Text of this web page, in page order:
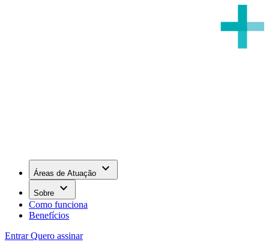
Áreas de Atuação keyboard_arrow_down
Sobre keyboard_arrow_down
Como funciona
Benefícios
EntrarQuero assinar